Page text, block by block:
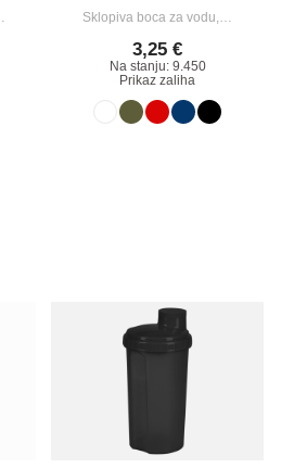
Sklopiva boca za vodu,…
3,25 €
Na stanju: 9.450
Prikaz zaliha